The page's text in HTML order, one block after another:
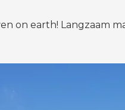
on earth!